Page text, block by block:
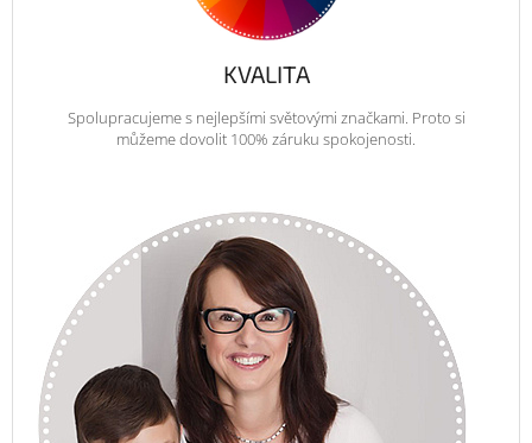
KVALITA
Spolupracujeme s nejlepšími světovými značkami. Proto si
můžeme dovolit 100% záruku spokojenosti.